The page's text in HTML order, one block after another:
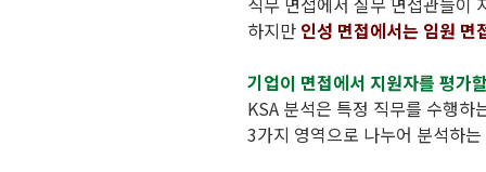
하지만 인성 면접에서는 임원 면
기업이 면접에서 지원자를 평가
KSA 분석은 특정 직무를 수행
3가지 영역으로 나누어 분석하